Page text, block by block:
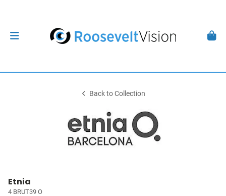
Back to Collection
Etnia
4 BRUT39 O